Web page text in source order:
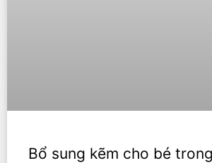
Bổ sung kẽm cho bé